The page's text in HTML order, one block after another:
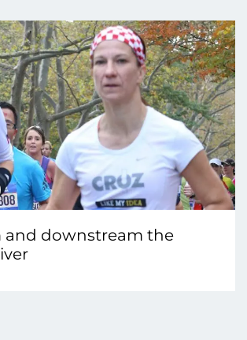
and downstream the